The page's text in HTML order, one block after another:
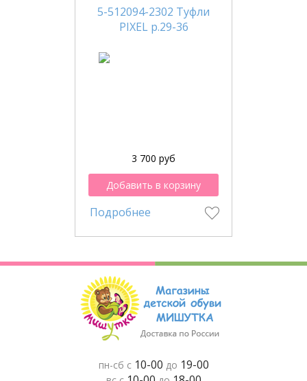
5-512094-2302 Туфли
PIXEL р.29-36
3 700 руб
Добавить в корзину
Подробнее
пн-сб с 10-00 до 19-00